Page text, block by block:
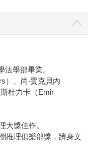
學部畢業。
）、尚‧賈克貝內
杜力卡（Emir
大獎佳作。
推理俱樂部獎，躋身文